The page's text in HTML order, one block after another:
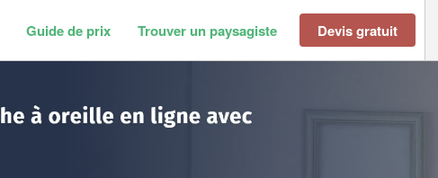
Guide de prix Trouver un paysagiste Devis gratuit